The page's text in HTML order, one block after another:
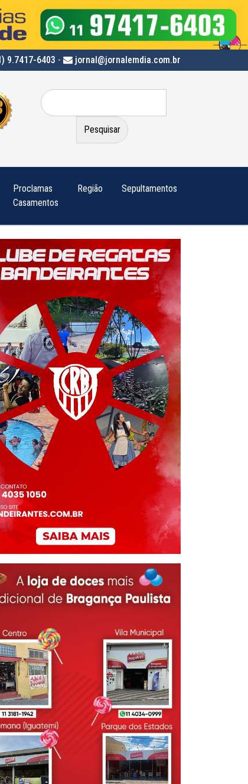
9.7417-6403 - jornal@jornalemdia.com.br
Pesquisar
por:
Proclamas
Casamentos
Região Sepultamentos